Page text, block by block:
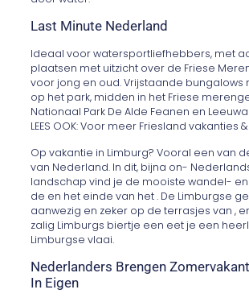
Last Minute Nederland
Ideaal voor watersportliefhebbers, met
plaatsen met uitzicht over de Friese
voor jong en oud. Vrijstaande bungalows
op het park, midden in het Friese
Nationaal Park De Alde Feanen en
LEES OOK: Voor meer Friesland vakanties
Op vakantie in Limburg? Vooral een van
van Nederland. In dit, bijna on-
landschap vind je de mooiste wandel- en
de en het einde van het . De Limburgse
aanwezig en zeker op de terrasjes van ,
zalig Limburgs biertje een eet je een
Limburgse vlaai.
Nederlanders Brengen
In Eigen